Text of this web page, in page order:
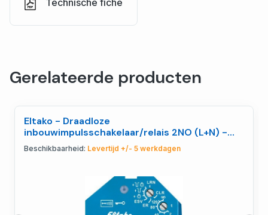
Technische fiche
Gerelateerde producten
Eltako - Draadloze
inbouwimpulsschakelaar/relais 2NO (L+N) -
30200331
Beschikbaarheid: Levertijd +/- 5 werkdagen